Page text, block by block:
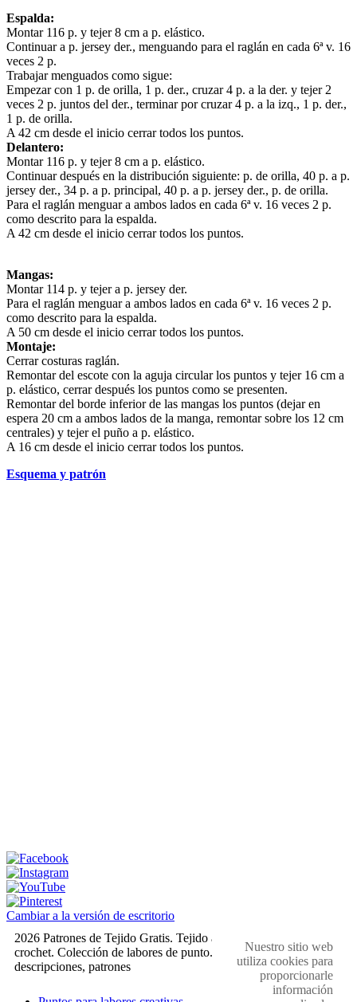
Espalda:
Montar 116 p. y tejer 8 cm a p. elástico.
Continuar a p. jersey der., menguando para el raglán en cada 6ª v. 16
veces 2 p.
Trabajar menguados como sigue:
Empezar con 1 p. de orilla, 1 p. der., cruzar 4 p. a la der. y tejer 2
veces 2 p. juntos del der., terminar por cruzar 4 p. a la izq., 1 p. der.,
1 p. de orilla.
A 42 cm desde el inicio cerrar todos los puntos.
Delantero:
Montar 116 p. y tejer 8 cm a p. elástico.
Continuar después en la distribución siguiente: p. de orilla, 40 p. a p.
jersey der., 34 p. a p. principal, 40 p. a p. jersey der., p. de orilla.
Para el raglán menguar a ambos lados en cada 6ª v. 16 veces 2 p.
como descrito para la espalda.
A 42 cm desde el inicio cerrar todos los puntos.
Mangas:
Montar 114 p. y tejer a p. jersey der.
Para el raglán menguar a ambos lados en cada 6ª v. 16 veces 2 p.
como descrito para la espalda.
A 50 cm desde el inicio cerrar todos los puntos.
Montaje:
Cerrar costuras raglán.
Remontar del escote con la aguja circular los puntos y tejer 16 cm a
p. elástico, cerrar después los puntos como se presenten.
Remontar del borde inferior de las mangas los puntos (dejar en
espera 20 cm a ambos lados de la manga, remontar sobre los 12 cm
centrales) y tejer el puño a p. elástico.
A 16 cm desde el inicio cerrar todos los puntos.
Esquema y patrón
Cambiar a la versión de escritorio
2026 Patrones de Tejido Gratis. Tejido a dos agujas y
crochet. Colección de labores de punto. Muestras,
descripciones, patrones
Nuestro sitio web
utiliza cookies para
proporcionarle
información